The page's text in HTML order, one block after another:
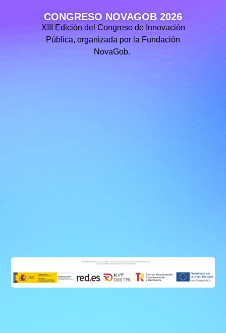
CONGRESO NOVAGOB 2026
XIII Edición del Congreso de Innovación
Pública, organizada por la Fundación
NovaGob.